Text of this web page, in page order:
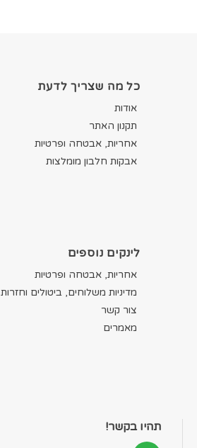
כל מה שצריך לדעת
אודות
תקנון האתר
אחריות, אבטחה ופרטיות
אבקות חלבון מומלצות
לינקים נוספים
אחריות, אבטחה ופרטיות
מדיניות משלוחים, ביטולים וחזרות
צור קשר
מאמרים
תהיו בקשר!